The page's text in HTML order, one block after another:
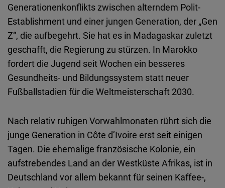
Generationenkonflikts zwischen alterndem Polit-
Establishment und einer jungen Generation, der „Gen
Z“, die aufbegehrt. Sie hat es in Madagaskar zuletzt
geschafft, die Regierung zu stürzen. In Marokko
fordert die Jugend seit Wochen ein besseres
Gesundheits- und Bildungssystem statt neuer
Fußballstadien für die Weltmeisterschaft 2030.
Nach relativ ruhigen Vorwahlmonaten rührt sich die
junge Generation in Côte d’Ivoire erst seit einigen
Tagen. Die ehemalige französische Kolonie, ein
aufstrebendes Land an der Westküste Afrikas, ist in
Deutschland vor allem bekannt für seinen Kaffee-,